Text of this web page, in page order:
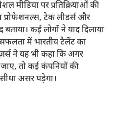
मीडिया पर प्रतिक्रियाओं की
टेक लीडर्स और
कई लोगों ने याद दिलाया
में भारतीय टैलेंट का
ने यह भी कहा कि अगर
जाए, तो कई कंपनियों की
असर पड़ेगा।